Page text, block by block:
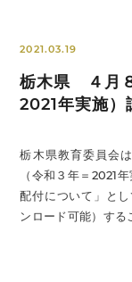
2021.03.19
栃木県 ４月
2021年実施）
栃木県教育委員会
（令和３年＝2021
配付について」と
ンロード可能）する